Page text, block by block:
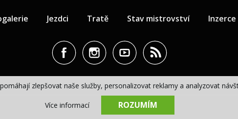
zlepšovat naše služby, personalizovat reklamy a analyzovat
Více informací ROZUMÍM
Jezdci Tratě Stav mistrovství Inzerce